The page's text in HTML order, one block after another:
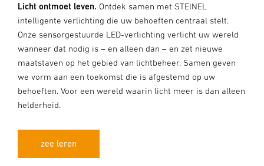
Licht ontmoet leven. Ontdek samen met STEINEL
intelligente verlichting die uw behoeften centraal stelt.
Onze sensorgestuurde LED-verlichting verlicht uw wereld
wanneer dat nodig is – en alleen dan – en zet nieuwe
maatstaven op het gebied van lichtbeheer. Samen geven
we vorm aan een toekomst die is afgestemd op uw
behoeften. Voor een wereld waarin licht meer is dan alleen
helderheid.
zee leren